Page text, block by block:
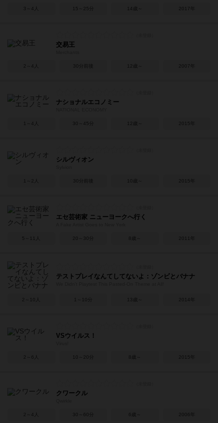
3～4人 15～25分 14歳～ 2017年
交易王
2～4人 30分前後 12歳～ 2007年
ナショナルエコノミー
1～4人 30～45分 12歳～ 2015年
シルヴィオン
1～2人 30分前後 10歳～ 2015年
エセ芸術家 ニューヨークへ行く
5～11人 20～30分 8歳～ 2011年
テストプレイなんてしてないよ：ゾンビとバナナ
2～10人 1～10分 13歳～ 2014年
VSウイルス！
2～6人 10～20分 8歳～ 2015年
クワークル
2～4人 30～60分 6歳～ 2006年